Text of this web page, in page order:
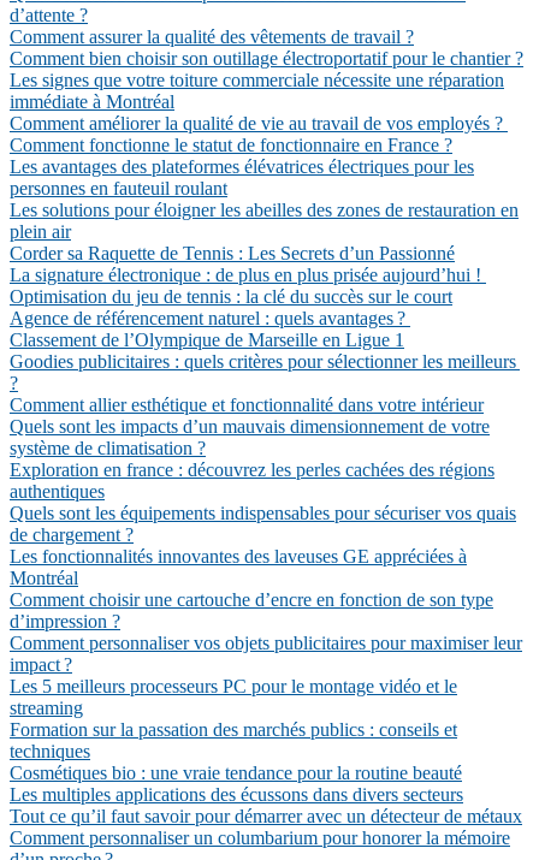
d’attente ?
Comment assurer la qualité des vêtements de travail ?
Comment bien choisir son outillage électroportatif pour le chantier ?
Les signes que votre toiture commerciale nécessite une réparation
immédiate à Montréal
Comment améliorer la qualité de vie au travail de vos employés ?
Comment fonctionne le statut de fonctionnaire en France ?
Les avantages des plateformes élévatrices électriques pour les
personnes en fauteuil roulant
Les solutions pour éloigner les abeilles des zones de restauration en
plein air
Corder sa Raquette de Tennis : Les Secrets d’un Passionné
La signature électronique : de plus en plus prisée aujourd’hui !
Optimisation du jeu de tennis : la clé du succès sur le court
Agence de référencement naturel : quels avantages ?
Classement de l’Olympique de Marseille en Ligue 1
Goodies publicitaires : quels critères pour sélectionner les meilleurs
?
Comment allier esthétique et fonctionnalité dans votre intérieur
Quels sont les impacts d’un mauvais dimensionnement de votre
système de climatisation ?
Exploration en france : découvrez les perles cachées des régions
authentiques
Quels sont les équipements indispensables pour sécuriser vos quais
de chargement ?
Les fonctionnalités innovantes des laveuses GE appréciées à
Montréal
Comment choisir une cartouche d’encre en fonction de son type
d’impression ?
Comment personnaliser vos objets publicitaires pour maximiser leur
impact ?
Les 5 meilleurs processeurs PC pour le montage vidéo et le
streaming
Formation sur la passation des marchés publics : conseils et
techniques
Cosmétiques bio : une vraie tendance pour la routine beauté
Les multiples applications des écussons dans divers secteurs
Tout ce qu’il faut savoir pour démarrer avec un détecteur de métaux
Comment personnaliser un columbarium pour honorer la mémoire